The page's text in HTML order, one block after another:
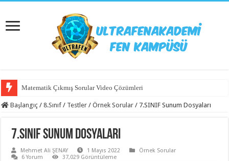
Matematik Çıkmış Sorular Video Çözümleri
Başlangıç / 8.Sınıf / Testler / Örnek Sorular / 7.SINIF Sunum Dosyaları
7.SINIF Sunum Dosyaları
Mehmet Ali ŞENAY 1 Mayıs 2022
Örnek Sorular
6 Yorum
37,029 Görüntüleme